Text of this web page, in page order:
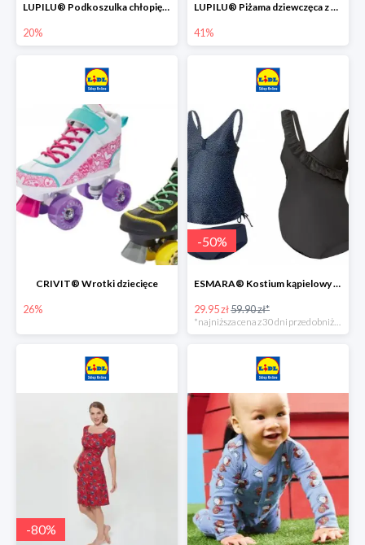
LUPILU® Podkoszulka chłopięca z bawełny -20%
20%
LUPILU® Piżama dziewczęca z bawełny -41%
41%
CRIVIT® Wrotki dziecięce
26%
-50%
ESMARA® Kostium kąpielowy ciążowy lub tankini ciążowe -50%
29.95 zł59.90 zł*
-80%